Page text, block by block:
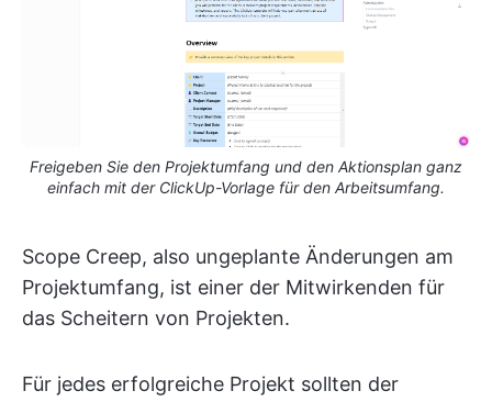
Freigeben Sie den Projektumfang und den Aktionsplan ganz
einfach mit der ClickUp-Vorlage für den Arbeitsumfang.
Scope Creep, also ungeplante Änderungen am
Projektumfang, ist einer der Mitwirkenden für
das Scheitern von Projekten.
Für jedes erfolgreiche Projekt sollten der